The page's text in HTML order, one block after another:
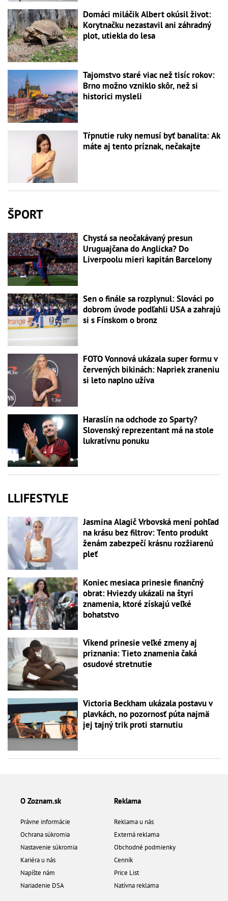
Domáci miláčik Albert okúsil život:
Korytnačku nezastavil ani záhradný
plot, utiekla do lesa
Tajomstvo staré viac než tisíc rokov:
Brno možno vzniklo skôr, než si
historici mysleli
Tŕpnutie ruky nemusí byť banalita: Ak
máte aj tento príznak, nečakajte
ŠPORT
Chystá sa neočakávaný presun
Uruguajčana do Anglicka? Do
Liverpoolu mieri kapitán Barcelony
Sen o finále sa rozplynul: Slováci po
dobrom úvode podľahli USA a zahrajú
si s Fínskom o bronz
FOTO Vonnová ukázala super formu v
červených bikinách: Napriek zraneniu
si leto naplno užíva
Haraslín na odchode zo Sparty?
Slovenský reprezentant má na stole
lukratívnu ponuku
LLIFESTYLE
Jasmina Alagič Vrbovská mení pohľad
na krásu bez filtrov: Tento produkt
ženám zabezpečí krásnu rozžiarenú
pleť
Koniec mesiaca prinesie finančný
obrat: Hviezdy ukázali na štyri
znamenia, ktoré získajú veľké
bohatstvo
Víkend prinesie veľké zmeny aj
priznania: Tieto znamenia čaká
osudové stretnutie
Victoria Beckham ukázala postavu v
plavkách, no pozornosť púta najmä
jej tajný trik proti starnutiu
O Zoznam.sk
Právne informácie
Ochrana súkromia
Nastavenie súkromia
Kariéra u nás
Napíšte nám
Nariadenie DSA
Reklama
Reklama u nás
Externá reklama
Obchodné podmienky
Cenník
Price List
Natívna reklama